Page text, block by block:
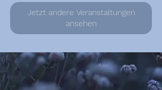
Jetzt andere Veranstaltungen
ansehen